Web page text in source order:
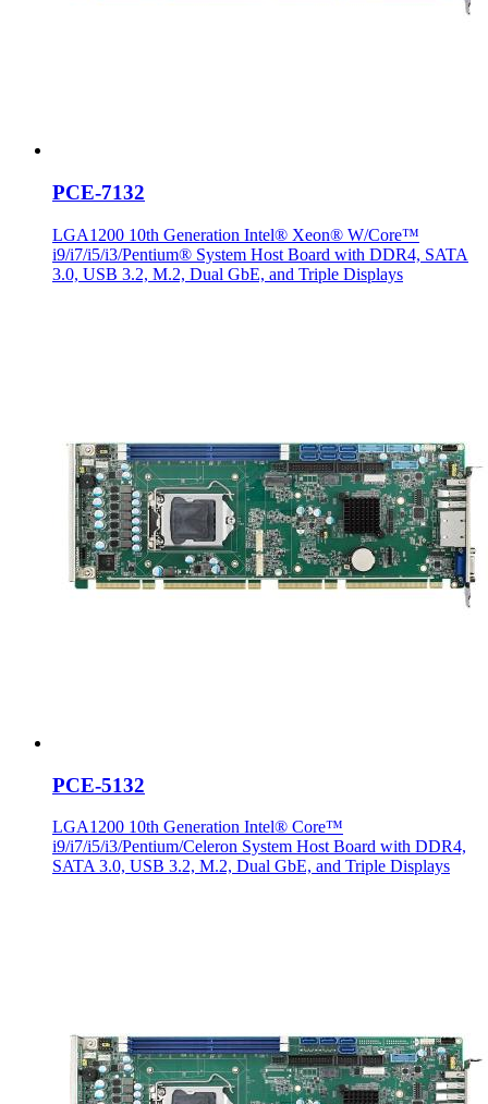
PCE-7132
LGA1200 10th Generation Intel® Xeon® W/Core™
i9/i7/i5/i3/Pentium® System Host Board with DDR4, SATA
3.0, USB 3.2, M.2, Dual GbE, and Triple Displays
PCE-5132
LGA1200 10th Generation Intel® Core™
i9/i7/i5/i3/Pentium/Celeron System Host Board with DDR4,
SATA 3.0, USB 3.2, M.2, Dual GbE, and Triple Displays